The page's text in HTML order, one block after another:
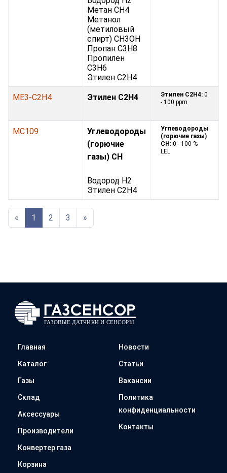
Метан CH4
Метанол
(метиловый
спирт) CH3OH
Пропан C3H8
Пропилен
C3H6
Этилен С2H4
ME3-C2H4 Этилен С2H4 Этилен С2H4: 0
- 100 ppm
MC109
Углеводороды
(горючие
газы) CH
Водород H2
Этилен С2H4
Углеводороды
(горючие газы)
CH: 0 - 100 %
LEL
« 1 2 3 »
Главная
Каталог
Газы
Склад
Аксессуары
Производители
Конвертер газа
Корзина
Новости
Статьи
Вакансии
Политика
конфиденциальности
Контакты